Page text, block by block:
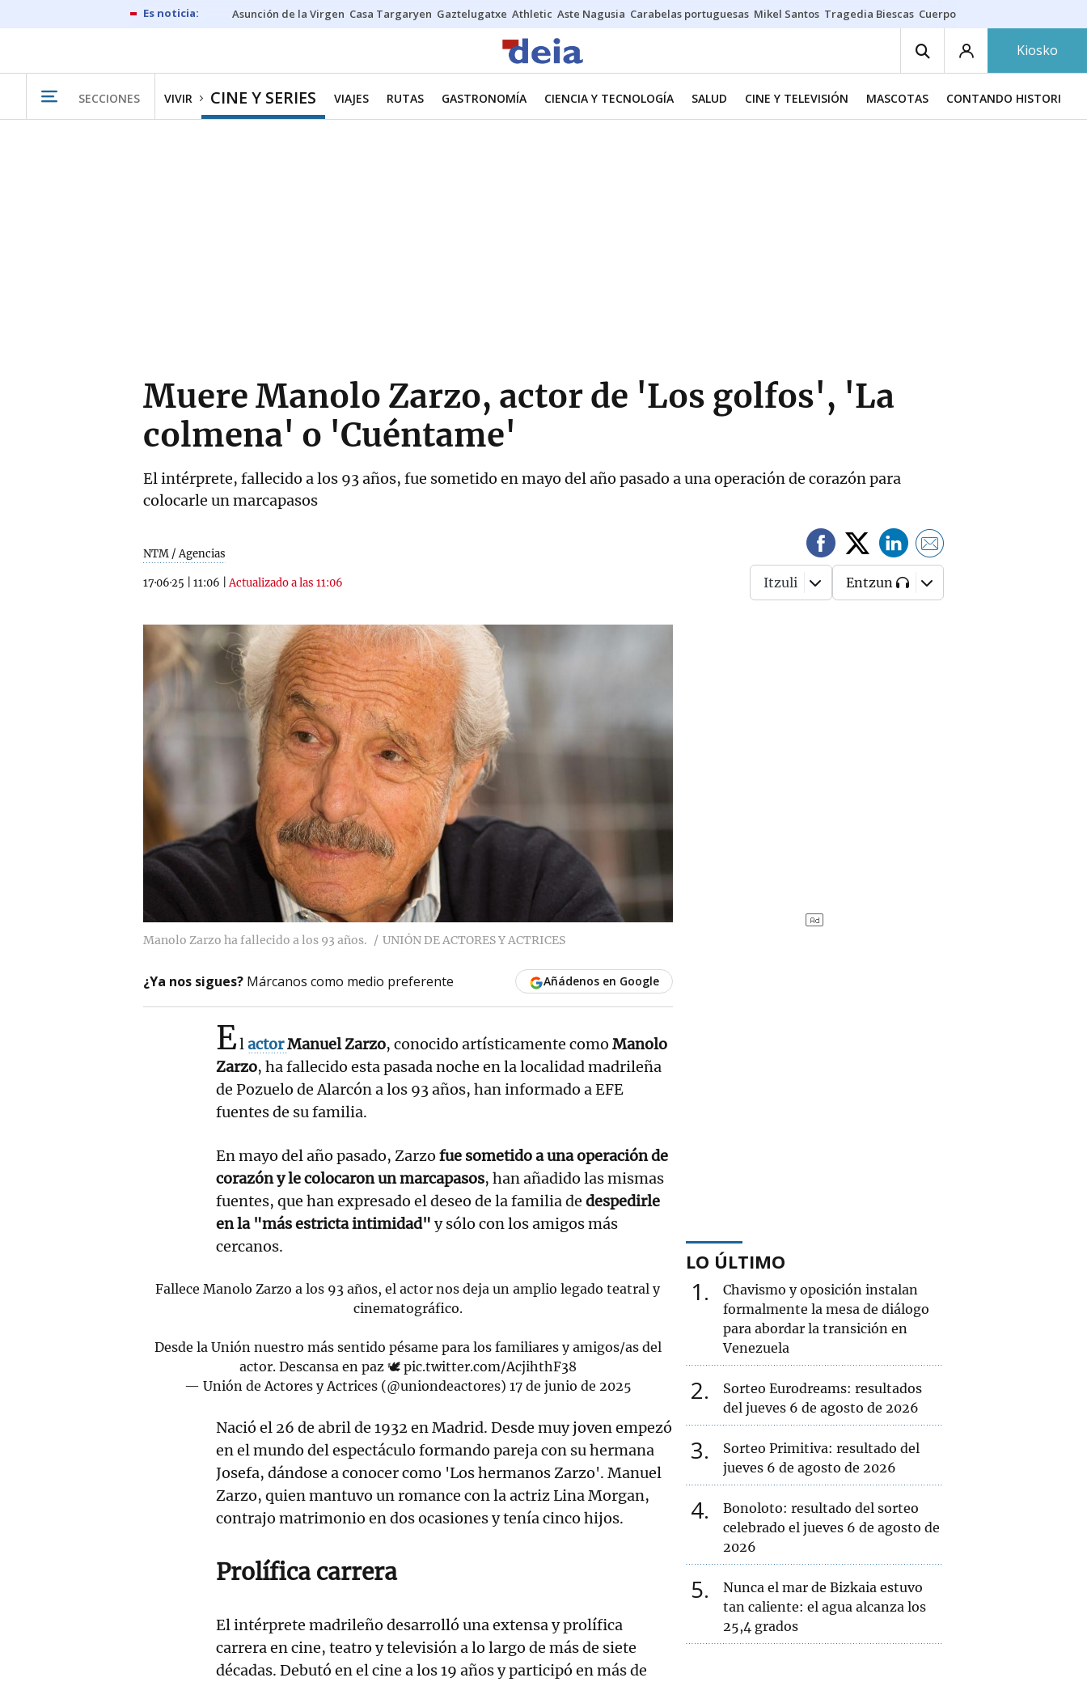
Asunción de la Virgen Casa Targaryen Gaztelugatxe Athletic Aste Nagusia Carabelas portuguesas Mikel Santos Tragedia Biescas Cuerpo ría
Kiosko
SECCIONES VIVIR CINE Y SERIES VIAJES RUTAS GASTRONOMÍA CIENCIA Y TECNOLOGÍA SALUD CINE Y TELEVISIÓN MASCOTAS CONTANDO HISTORIAS
Muere Manolo Zarzo, actor de 'Los golfos', 'La
colmena' o 'Cuéntame'
El intérprete, fallecido a los 93 años, fue sometido en mayo del año pasado a una operación de corazón para
colocarle un marcapasos
NTM / Agencias
17·06·25 11:06 |Actualizado a las 11:06 Itzuli Entzun
Manolo Zarzo ha fallecido a los 93 años. UNIÓN DE ACTORES Y ACTRICES
¿Ya nos sigues? Márcanos como medio preferente Añádenos en Google
ElactorManuel Zarzo, conocido artísticamente como Manolo
Zarzo, ha fallecido esta pasada noche en la localidad madrileña
de Pozuelo de Alarcón a los 93 años, han informado a EFE
fuentes de su familia.
En mayo del año pasado, Zarzo fue sometido a una operación de
corazón y le colocaron un marcapasos, han añadido las mismas
fuentes, que han expresado el deseo de la familia de despedirle
en la "más estricta intimidad" y sólo con los amigos más
cercanos.
Fallece Manolo Zarzo a los 93 años, el actor nos deja un amplio legado teatral y
cinematográfico.
Desde la Unión nuestro más sentido pésame para los familiares y amigos/as del
actor. Descansa en paz 🕊 pic.twitter.com/AcjihthF38
— Unión de Actores y Actrices (@uniondeactores) 17 de junio de 2025
Nació el 26 de abril de 1932 en Madrid. Desde muy joven empezó
en el mundo del espectáculo formando pareja con su hermana
Josefa, dándose a conocer como 'Los hermanos Zarzo'. Manuel
Zarzo, quien mantuvo un romance con la actriz Lina Morgan,
contrajo matrimonio en dos ocasiones y tenía cinco hijos.
Prolífica carrera
El intérprete madrileño desarrolló una extensa y prolífica
carrera en cine, teatro y televisión a lo largo de más de siete
décadas. Debutó en el cine a los 19 años y participó en más de
LO ÚLTIMO
1
Chavismo y oposición instalan
formalmente la mesa de diálogo
para abordar la transición en
Venezuela
2
Sorteo Eurodreams: resultados
del jueves 6 de agosto de 2026
3
Sorteo Primitiva: resultado del
jueves 6 de agosto de 2026
4
Bonoloto: resultado del sorteo
celebrado el jueves 6 de agosto de
2026
5
Nunca el mar de Bizkaia estuvo
tan caliente: el agua alcanza los
25,4 grados